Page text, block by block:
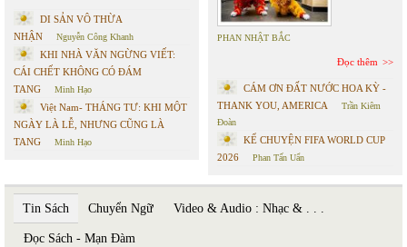
DI SẢN VÔ THỪA
NHẬN
Nguyễn Công Khanh
KHI NHÀ VĂN NGỪNG VIẾT:
CÁI CHẾT KHÔNG CÓ ĐÁM
TANG
Minh Hạo
Việt Nam- THÁNG TƯ: KHI MỘT
NGÀY LÀ LỄ, NHƯNG CŨNG LÀ
TANG
Minh Hạo
PHAN NHẬT BẮC
Đọc thêm
CÁM ƠN ĐẤT NƯỚC HOA KỲ -
THANK YOU, AMERICA
Trần Kiêm
Đoàn
KỂ CHUYỆN FIFA WORLD CUP
2026
Phan Tấn Uẩn
Tin Sách Chuyển Ngữ Video & Audio : Nhạc & . . .
Đọc Sách - Mạn Đàm